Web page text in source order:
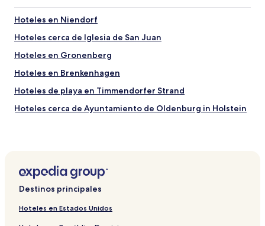
Hoteles en Niendorf
Hoteles cerca de Iglesia de San Juan
Hoteles en Gronenberg
Hoteles en Brenkenhagen
Hoteles de playa en Timmendorfer Strand
Hoteles cerca de Ayuntamiento de Oldenburg in Holstein
Hoteles 4 estrellas en Groemitz
Hoteles cerca de Spa Ostsee Therme Scharbeutz
Departamentos en Haffkrug
Destinos principales
Hoteles en Estados Unidos